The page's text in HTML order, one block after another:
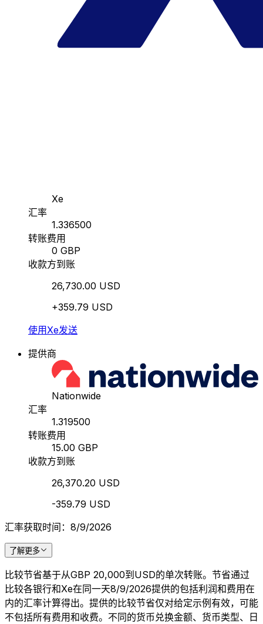
Xe
汇率
1.336500
转账费用
0 GBP
收款方到账
26,730.00 USD
+359.79 USD
使用Xe发送
提供商
Nationwide
汇率
1.319500
转账费用
15.00 GBP
收款方到账
26,370.20 USD
-359.79 USD
汇率获取时间：8/9/2026
了解更多
比较节省基于从GBP 20,000到USD的单次转账。节省通过
比较各银行和Xe在同一天8/9/2026提供的包括利润和费用在
内的汇率计算得出。提供的比较节省仅对给定示例有效，可能
不包括所有费用和收费。不同的货币兑换金额、货币类型、日